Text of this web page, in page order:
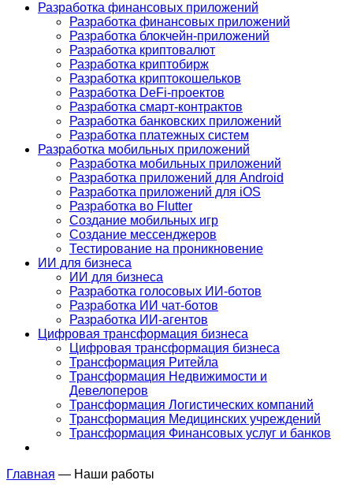
Разработка финансовых приложений
Разработка финансовых приложений
Разработка блокчейн-приложений
Разработка криптовалют
Разработка криптобирж
Разработка криптокошельков
Разработка DeFi-проектов
Разработка смарт-контрактов
Разработка банковских приложений
Разработка платежных систем
Разработка мобильных приложений
Разработка мобильных приложений
Разработка приложений для Android
Разработка приложений для iOS
Разработка во Flutter
Создание мобильных игр
Создание мессенджеров
Тестирование на проникновение
ИИ для бизнеса
ИИ для бизнеса
Разработка голосовых ИИ-ботов
Разработка ИИ чат-ботов
Разработка ИИ-агентов
Цифровая трансформация бизнеса
Цифровая трансформация бизнеса
Трансформация Ритейла
Трансформация Недвижимости и
Девелоперов
Трансформация Логистических компаний
Трансформация Медицинских учреждений
Трансформация Финансовых услуг и банков
Главная — Наши работы